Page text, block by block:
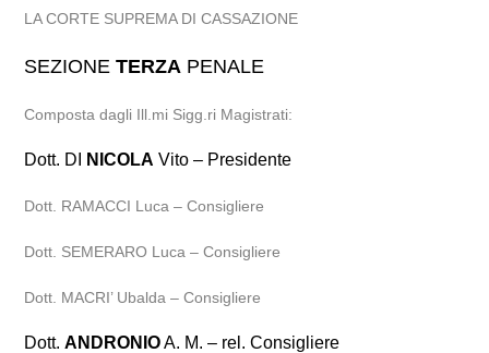
LA CORTE SUPREMA DI CASSAZIONE
SEZIONETERZA PENALE
Composta dagli Ill.mi Sigg.ri Magistrati:
Dott. DI NICOLA Vito – Presidente
Dott. RAMACCI Luca – Consigliere
Dott. SEMERARO Luca – Consigliere
Dott. MACRI’ Ubalda – Consigliere
Dott.ANDRONIOA. M. – rel. Consigliere